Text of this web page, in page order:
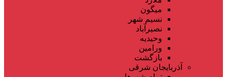
میگون
نسیم شهر
نصیرآباد
وحیدیه
ورامین
بازگشت
آذربایجان شرقی